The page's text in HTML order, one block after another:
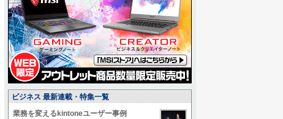
ビジネス 最新連載・特集一覧
業務を変えるkintoneユーザー事例